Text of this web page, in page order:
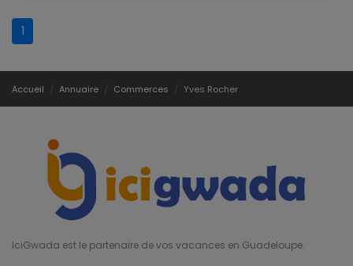
1
Accueil Annuaire Commerces Yves Rocher
IciGwada est le partenaire de vos vacances en Guadeloupe.